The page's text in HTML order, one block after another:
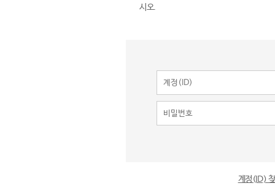
시오.
계정(ID)